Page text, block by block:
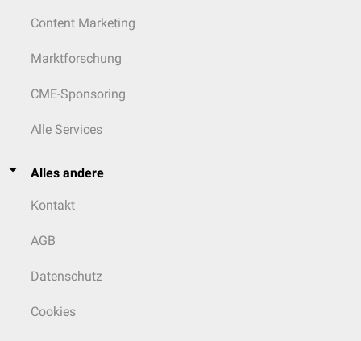
Content Marketing
Marktforschung
CME-Sponsoring
Alle Services
Alles andere
Kontakt
AGB
Datenschutz
Cookies